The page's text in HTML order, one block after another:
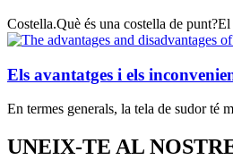
Costella.Què és una costella de
Els avantatges i els
En termes generals, la tela de sudor té
UNEIX-TE AL